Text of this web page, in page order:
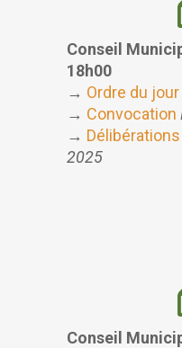
Conseil
18h00
→ Ordre du jour
→ Convocation
→ Délibérations
2025
Conseil